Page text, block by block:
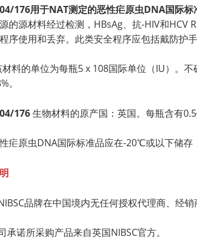
176用于NAT测定的恶性疟原虫DNA国际标
的源材料经过检测，HBsAg、抗-HIV和HCV
序使用和丢弃。此类安全程序应包括戴防护
料的单位为每瓶5 x 108国际单位（IU）。
。
176生物材料的原产国：英国。每瓶含有
疟原虫DNA国际标准品应在-20℃或以下储存
品牌在中国境内无任何授权代理商、经
承诺所采购产品来自英国NIBSC官方。